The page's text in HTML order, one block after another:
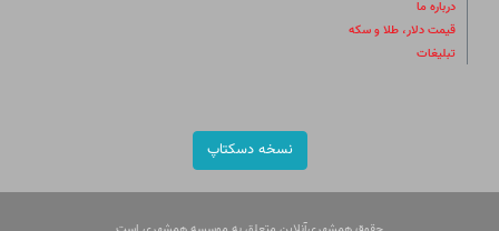
درباره ما
قیمت دلار، طلا و سکه
تبلیغات
نسخه دسکتاپ